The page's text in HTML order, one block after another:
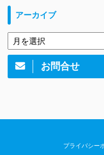
アーカイブ
お問合せ
プライバシー